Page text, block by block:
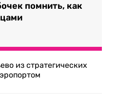
помнить, как
из стратегических